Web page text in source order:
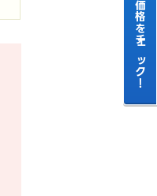
今すぐ価格をチェック！